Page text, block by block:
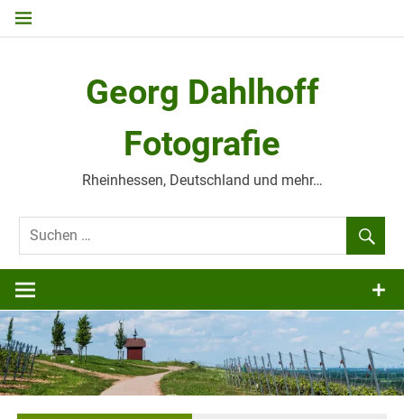
Zum
Georg Dahlhoff
Fotografie
Rheinhessen, Deutschland und mehr…